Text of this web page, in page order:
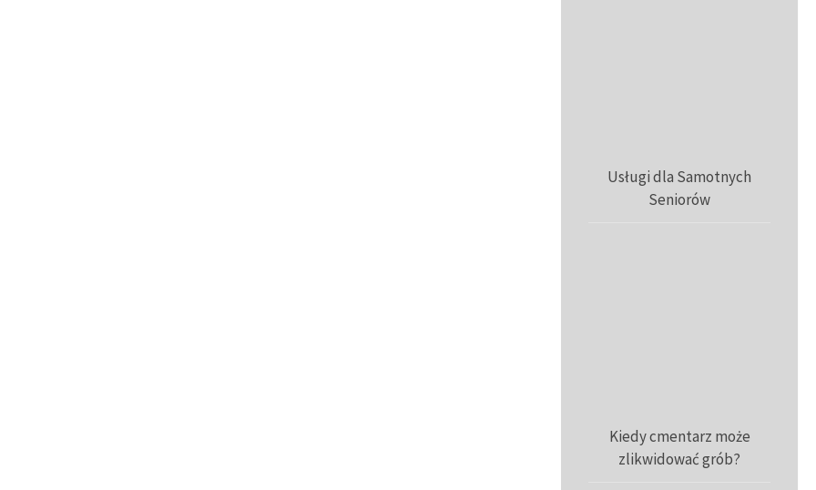
Usługi dla Samotnych
Seniorów
Kiedy cmentarz może
zlikwidować grób?